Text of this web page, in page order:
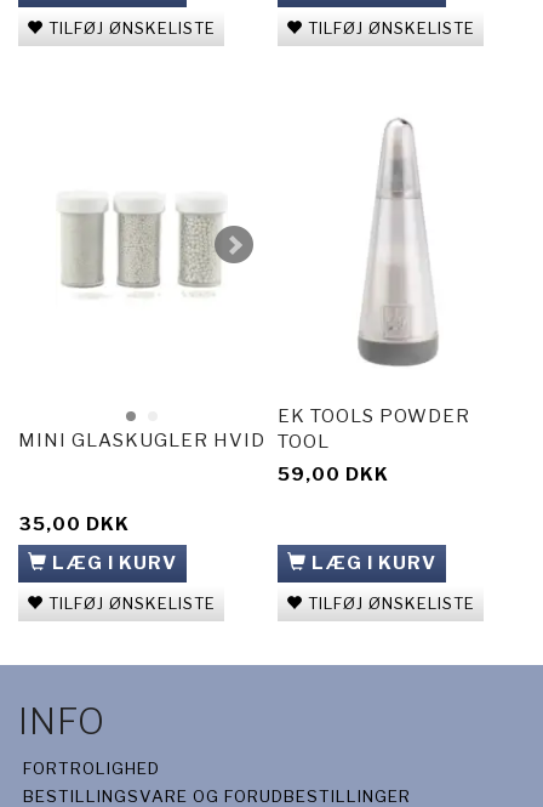
TILFØJ ØNSKELISTE TILFØJ ØNSKELISTE
MINI GLASKUGLER HVID
35,00 DKK
LÆG I KURV
TILFØJ ØNSKELISTE
EK TOOLS POWDER
TOOL
59,00 DKK
LÆG I KURV
TILFØJ ØNSKELISTE
INFO
FORTROLIGHED
BESTILLINGSVARE OG FORUDBESTILLINGER